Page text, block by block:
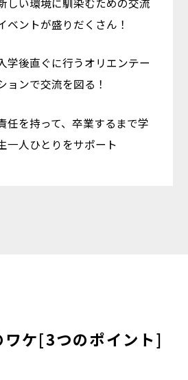
ベントが盛りだくさん！
学後直ぐに行うオリエンテー
ョンで交流を図る！
任を持って、卒業するまで学
一人ひとりをサポート
ワケ[3つのポイント]